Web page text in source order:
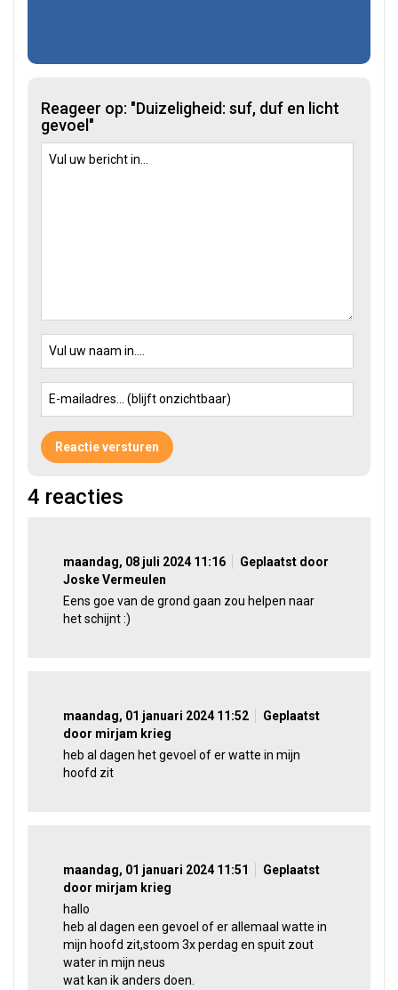
Reageer op: "Duizeligheid: suf, duf en licht
gevoel"
4 reacties
maandag, 08 juli 2024 11:16
Geplaatst door
Joske Vermeulen
Eens goe van de grond gaan zou helpen naar
het schijnt :)
maandag, 01 januari 2024 11:52
Geplaatst
door mirjam krieg
heb al dagen het gevoel of er watte in mijn
hoofd zit
maandag, 01 januari 2024 11:51
Geplaatst
door mirjam krieg
hallo
heb al dagen een gevoel of er allemaal watte in
mijn hoofd zit,stoom 3x perdag en spuit zout
water in mijn neus
wat kan ik anders doen.